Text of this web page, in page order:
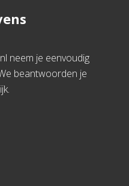
neem je eenvoudig
beantwoorden je